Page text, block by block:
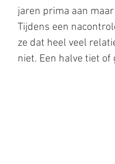
jaren prima aan
Tijdens een
ze dat heel veel
niet. Een halve tiet